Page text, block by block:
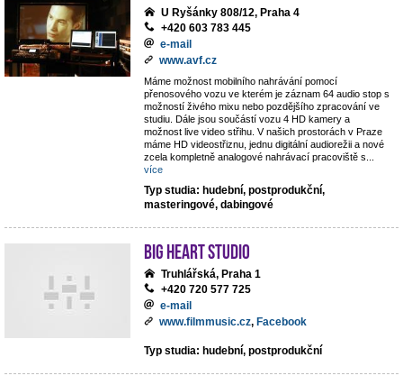
U Ryšánky 808/12, Praha 4
+420 603 783 445
e-mail
www.avf.cz
Máme možnost mobilního nahrávání pomocí
přenosového vozu ve kterém je záznam 64 audio stop s
možností živého mixu nebo pozdějšího zpracování ve
studiu. Dále jsou součástí vozu 4 HD kamery a
možnost live video střihu. V našich prostorách v Praze
máme HD videostřiznu, jednu digitální audiorežii a nové
zcela kompletně analogové nahrávací pracoviště s
více
Typ studia: hudební, postprodukční,
masteringové, dabingové
Big Heart Studio
Truhlářská, Praha 1
+420 720 577 725
e-mail
www.filmmusic.cz, Facebook
Typ studia: hudební, postprodukční